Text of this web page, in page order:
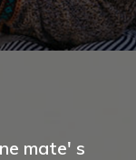
mate' s